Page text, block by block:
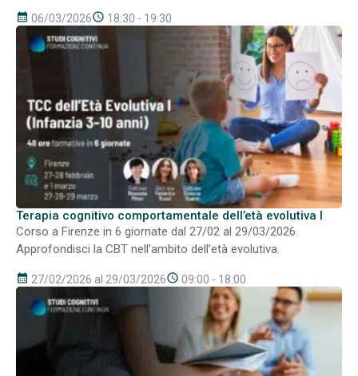
calendar_month 06/03/2026schedule 18:30 - 19:30
Terapia cognitivo comportamentale dell’età evolutiva I
Corso a Firenze in 6 giornate dal 27/02 al 29/03/2026.
Approfondisci la CBT nell’ambito dell’età evolutiva.
calendar_month 27/02/2026 al 29/03/2026schedule 09:00 - 18:00